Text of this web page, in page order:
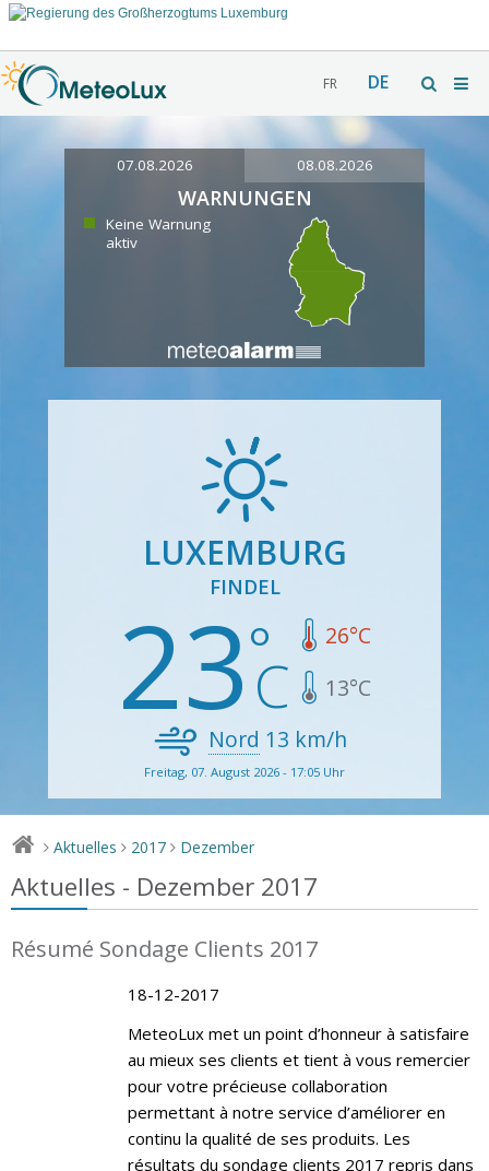
FR DE
07.08.2026 08.08.2026
WARNUNGEN
Keine Warnung
aktiv
LUXEMBURG
FINDEL
23 26°C
13°C
Nord 13 km/h
Freitag, 07. August 2026 - 17:05 Uhr
> Aktuelles > 2017 > Dezember
Aktuelles - Dezember 2017
Résumé Sondage Clients 2017
18-12-2017
MeteoLux met un point d’honneur à satisfaire
au mieux ses clients et tient à vous remercier
pour votre précieuse collaboration
permettant à notre service d’améliorer en
continu la qualité de ses produits. Les
résultats du sondage clients 2017 repris dans